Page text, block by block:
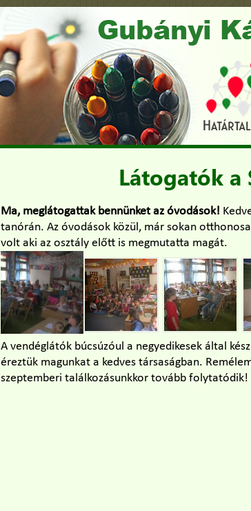
Látogatók a
Ma, meglátogattak bennünket az óvodások!
tanórán. Az óvodások közül, már sokan
volt aki az osztály előtt is megmutatta magát.
A vendéglátók búcsúzóul a negyedikesek által
éreztük magunkat a kedves társaságban.
szeptemberi találkozásunkkor tovább folytatódik!